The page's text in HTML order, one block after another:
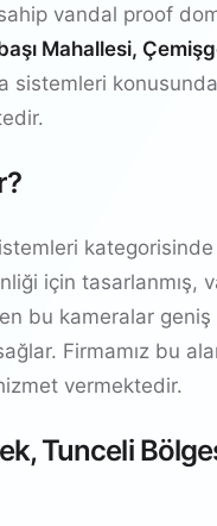
vandal proof
Mahallesi,
sistemleri
için tasarlanmış,
bu kameralar geniş
Firmamız bu
vermektedir.
Tunceli